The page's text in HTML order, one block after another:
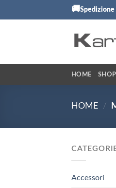
🚚Spedizione
HOME SHOP
HOME /
Accessori